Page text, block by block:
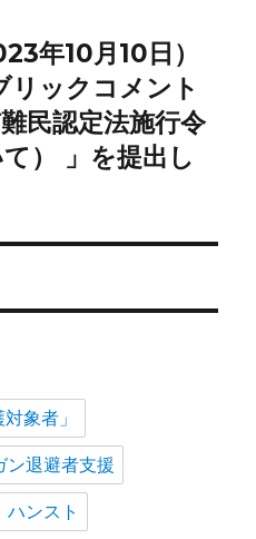
年10月10日）
リックコメント
民認定法施行令
） 」を提出し
象者」
ン退避者支援
ハンスト